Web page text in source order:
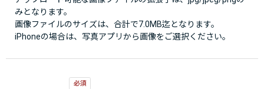
みとなります。
画像ファイルのサイズは、合計で7.0MB迄となります。
iPhoneの場合は、写真アプリから画像をご選択ください。